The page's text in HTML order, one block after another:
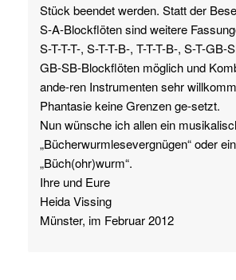
Stück beendet werden. Statt der
S-A-Blockflöten sind weitere
S-T-T-T-, S-T-T-B-, T-T-T-B-, S-T-GB-
GB-SB-Blockflöten möglich und
ande-ren Instrumenten sehr
Phantasie keine Grenzen ge-setzt.
Nun wünsche ich allen ein
„Bücherwurmlesevergnügen“ oder
„Büch(ohr)wurm“.
Ihre und Eure
Heida Vissing
Münster, im Februar 2012